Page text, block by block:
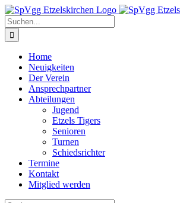
Zum
Inhalt
springen
Suche
nach:
Home
Neuigkeiten
Der Verein
Ansprechpartner
Abteilungen
Jugend
Etzels Tigers
Senioren
Turnen
Schiedsrichter
Termine
Kontakt
Mitglied werden